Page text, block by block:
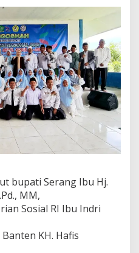
bupati Serang Ibu Hj.
MM,
Sosial RI Ibu Indri
KH. Hafis